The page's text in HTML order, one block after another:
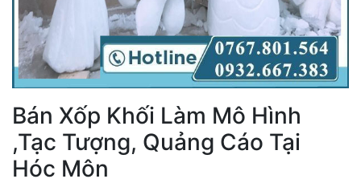
Bán Xốp Khối Làm Mô Hình
,Tạc Tượng, Quảng Cáo Tại
Hóc Môn